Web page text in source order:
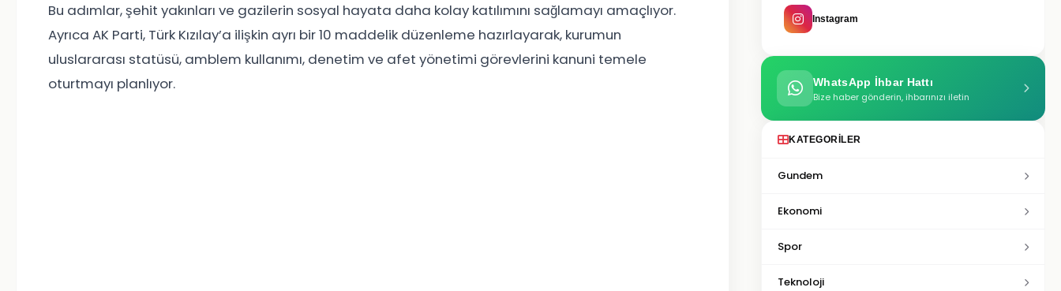
Bu adımlar, şehit yakınları ve gazilerin sosyal hayata daha kolay katılımını sağlamayı amaçlıyor.
Ayrıca AK Parti, Türk Kızılay’a ilişkin ayrı bir 10 maddelik düzenleme hazırlayarak, kurumun
uluslararası statüsü, amblem kullanımı, denetim ve afet yönetimi görevlerini kanuni temele
oturtmayı planlıyor.
Instagram
WhatsApp İhbar Hattı
Bize haber gönderin, ihbarınızı iletin
KATEGORILER
Gundem
Ekonomi
Spor
Teknoloji